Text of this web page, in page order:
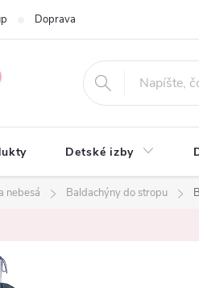
Doprava
Detské izby
nebesá Baldachýny do stropu